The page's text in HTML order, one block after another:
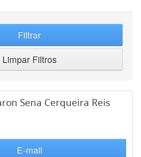
Filtrar
Limpar Filtros
Sena Cerqueira Reis
E-mail